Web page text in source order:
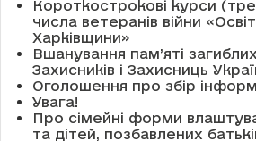
Короткострокові курси
числа ветеранів війни
Харківщини»
Вшанування пам’яті
Захисників і Захисниць
Оголошення про збір
Увага!
Про сімейні форми
та дітей, позбавлених